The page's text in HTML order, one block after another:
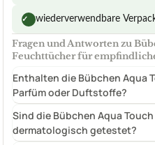
✓ wiederverwendbare
Fragen und Antworten zu
Feuchttücher für
Enthalten die Bübchen Aqua
Parfüm oder Duftstoffe?
Sind die Bübchen Aqua
dermatologisch getestet?